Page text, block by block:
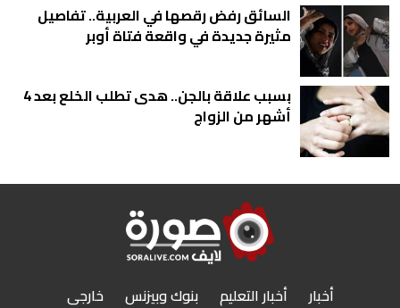
السائق رفض رقصها في العربية.. تفاصيل
مثيرة جديدة في واقعة فتاة أوبر
بسبب علاقة بالجن.. هدى تطلب الخلع بعد 4
أشهر من الزواج
أخبار أخبار التعليم بنوك وبيزنس خارجى